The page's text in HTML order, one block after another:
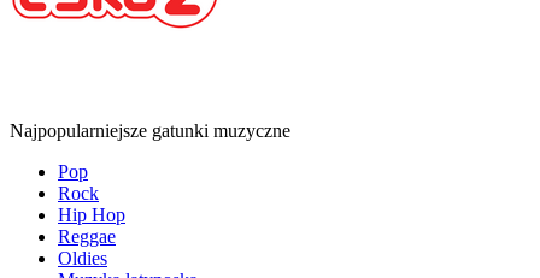
Najpopularniejsze gatunki muzyczne
Pop
Rock
Hip Hop
Reggae
Oldies